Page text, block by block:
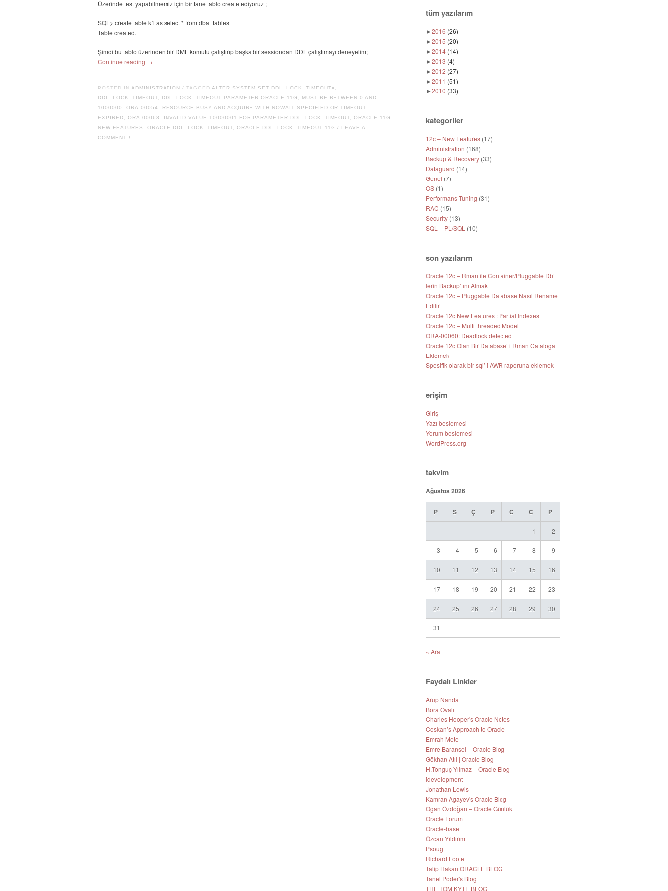
Üzerinde test yapabilmemiz için bir tane tablo create ediyoruz ;
SQL> create table k1 as select * from dba_tables
Table created.
Şimdi bu tablo üzerinden bir DML komutu çalıştırıp başka bir sessiondan DDL çalıştımayı deneyelim;
Continue reading →
POSTED IN ADMINISTRATION / TAGGED ALTER SYSTEM SET DDL_LOCK_TIMEOUT=
DDL_LOCK_TIMEOUT
DDL_LOCK_TIMEOUT PARAMETER ORACLE 11G
MUST BE BETWEEN 0 AND
1000000
ORA-00054: RESOURCE BUSY AND ACQUIRE WITH NOWAIT SPECIFIED OR TIMEOUT
EXPIRED
ORA-00068: INVALID VALUE 10000001 FOR PARAMETER DDL_LOCK_TIMEOUT
ORACLE 11G
NEW FEATURES
ORACLE DDL_LOCK_TIMEOUT ORACLE DDL_LOCK_TIMEOUT 11G / LEAVE A
COMMENT /
tüm yazılarım
►2016 (26)
►2015 (20)
►2014 (14)
►2013 (4)
►2012 (27)
►2011 (51)
►2010 (33)
kategoriler
12c – New Features (17)
Administration (168)
Backup & Recovery (33)
Dataguard (14)
Genel (7)
OS (1)
Performans Tuning (31)
RAC (15)
Security (13)
SQL – PL/SQL (10)
son yazılarım
Oracle 12c – Rman ile Container/Pluggable Db’
lerin Backup’ ını Almak
Oracle 12c – Pluggable Database Nasıl Rename
Edilir
Oracle 12c New Features : Partial Indexes
Oracle 12c – Multi threaded Model
ORA-00060: Deadlock detected
Oracle 12c Olan Bir Database’ i Rman Cataloga
Eklemek
Spesifik olarak bir sql’ i AWR raporuna eklemek
erişim
Giriş
Yazı beslemesi
Yorum beslemesi
WordPress.org
takvim
Ağustos 2026
P S Ç P C C P
1 2
3 4 5 6 7 8 9
10 11 12 13 14 15 16
17 18 19 20 21 22 23
24 25 26 27 28 29 30
31
« Ara
Faydalı Linkler
Arup Nanda
Bora Ovalı
Charles Hooper's Oracle Notes
Coskan’s Approach to Oracle
Emrah Mete
Emre Baransel – Oracle Blog
Gökhan Atıl | Oracle Blog
H.Tonguç Yılmaz – Oracle Blog
idevelopment
Jonathan Lewis
Kamran Agayev's Oracle Blog
Ogan Özdoğan – Oracle Günlük
Oracle Forum
Oracle-base
Özcan Yıldırım
Psoug
Richard Foote
Talip Hakan ORACLE BLOG
Tanel Poder's Blog
THE TOM KYTE BLOG